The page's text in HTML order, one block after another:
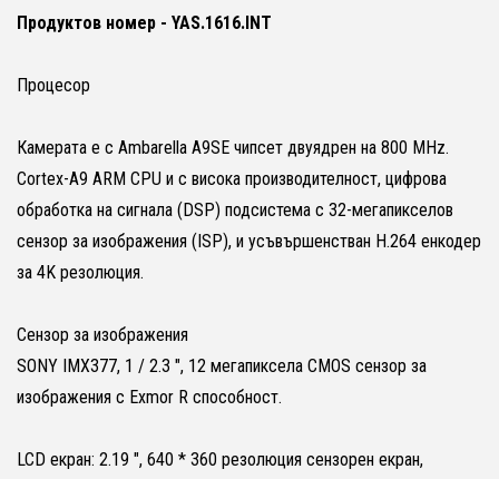
Продуктов номер - YAS.1616.INT
Процесор
Камерата е с Ambarella A9SE чипсет двуядрен на 800 MHz.
Cortex-A9 ARM CPU и с висока производителност, цифрова
обработка на сигнала (DSP) подсистема с 32-мегапикселов
сензор за изображения (ISP), и усъвършенстван H.264 енкодер
за 4K резолюция.
Сензор за изображения
SONY IMX377, 1 / 2.3 ", 12 мегапиксела CMOS сензор за
изображения с Exmor R способност.
LCD екран: 2.19 ", 640 * 360 резолюция сензорен екран,